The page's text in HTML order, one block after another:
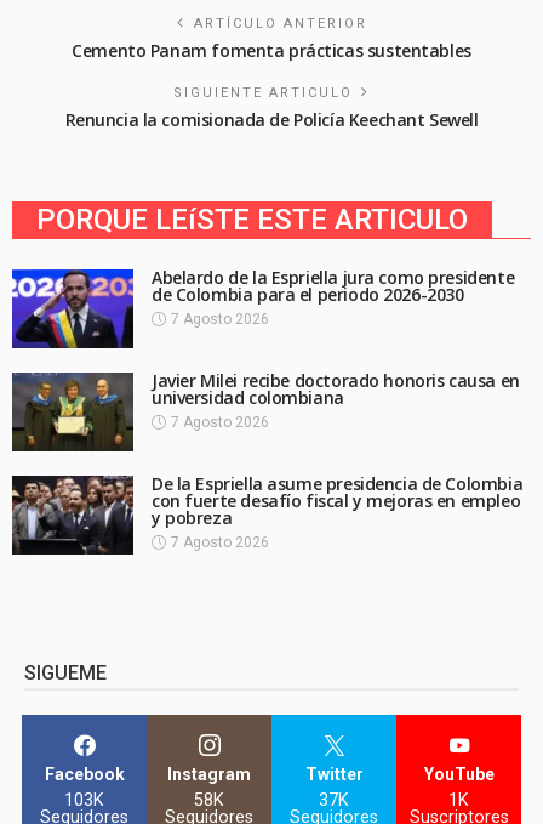
ARTÍCULO ANTERIOR
Cemento Panam fomenta prácticas sustentables
SIGUIENTE ARTICULO
Renuncia la comisionada de Policía Keechant Sewell
PORQUE LEíSTE ESTE ARTICULO
Abelardo de la Espriella jura como presidente
de Colombia para el periodo 2026-2030
7 Agosto 2026
Javier Milei recibe doctorado honoris causa en
universidad colombiana
7 Agosto 2026
De la Espriella asume presidencia de Colombia
con fuerte desafío fiscal y mejoras en empleo
y pobreza
7 Agosto 2026
SIGUEME
Facebook
103K
Seguidores
Instagram
58K
Seguidores
Twitter
37K
Seguidores
YouTube
1K
Suscriptores